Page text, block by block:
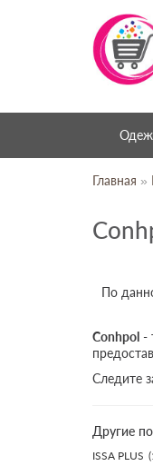
Главная »
По
Conhpol -
Следите
Другие
ISSA PLUS